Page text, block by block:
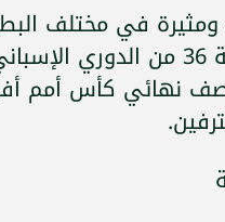
عدة مباريات قوية ومثيرة في
والقارية، أبرزها مواجهة برشلونة وإسبانيول في
نهائي كأس أمم